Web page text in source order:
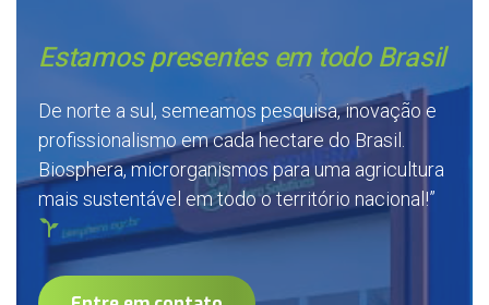
Estamos presentes em todo Brasil
De norte a sul, semeamos pesquisa, inovação e
profissionalismo em cada hectare do Brasil.
Biosphera, microrganismos para uma agricultura
mais sustentável em todo o território nacional!”